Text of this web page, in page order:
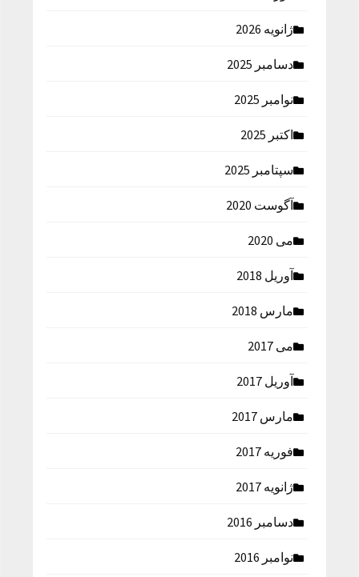
ژانویه 2026
دسامبر 2025
نوامبر 2025
اکتبر 2025
سپتامبر 2025
آگوست 2020
می 2020
آوریل 2018
مارس 2018
می 2017
آوریل 2017
مارس 2017
فوریه 2017
ژانویه 2017
دسامبر 2016
نوامبر 2016